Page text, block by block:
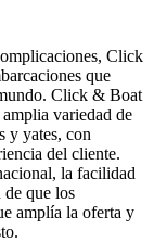
Click
que
Click & Boat
variedad de
y yates, con
del cliente.
la facilidad
que los
amplía la oferta y